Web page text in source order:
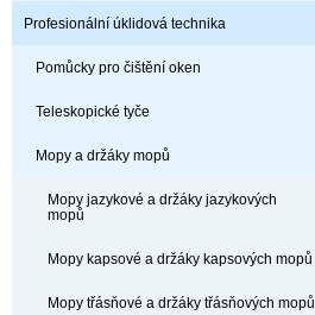
Profesionální úklidová technika
Pomůcky pro čištění oken
Teleskopické tyče
Mopy a držáky mopů
Mopy jazykové a držáky jazykových
mopů
Mopy kapsové a držáky kapsových mopů
Mopy třásňové a držáky třásňových mopů